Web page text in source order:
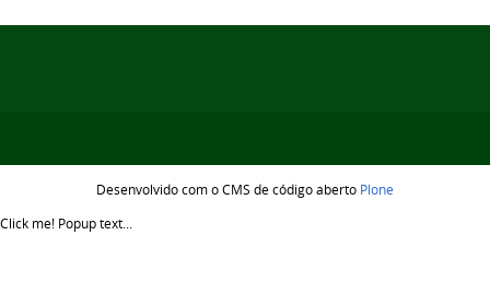
Desenvolvido com o CMS de código aberto Plone
Click me! Popup text...